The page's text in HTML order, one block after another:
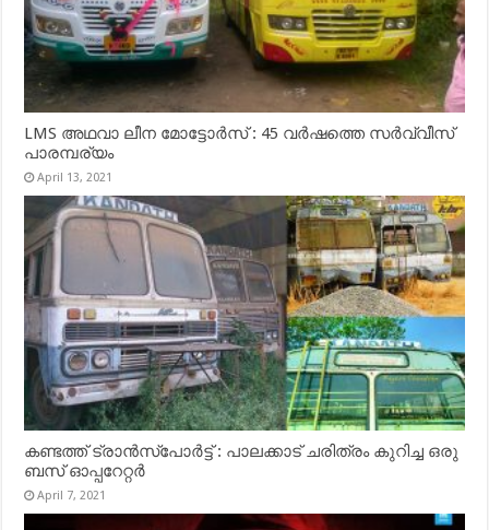
LMS അഥവാ ലീന മോട്ടോർസ് : 45 വർഷത്തെ സർവ്വീസ്
പാരമ്പര്യം
April 13, 2021
കണ്ടത്ത് ട്രാൻസ്‌പോർട്ട് : പാലക്കാട് ചരിത്രം കുറിച്ച ഒരു
ബസ് ഓപ്പറേറ്റർ
April 7, 2021